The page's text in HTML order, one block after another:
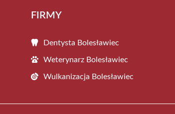
FIRMY
Dentysta Bolesławiec
Weterynarz Bolesławiec
Wulkanizacja Bolesławiec